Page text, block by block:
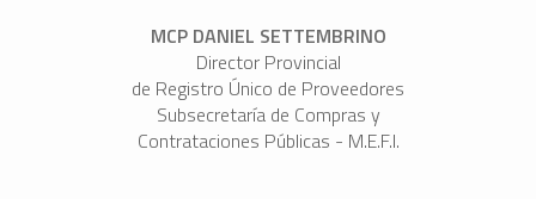
MCP DANIEL SETTEMBRINO
Director Provincial
de Registro Único de Proveedores
Subsecretaría de Compras y
Contrataciones Públicas - M.E.F.I.